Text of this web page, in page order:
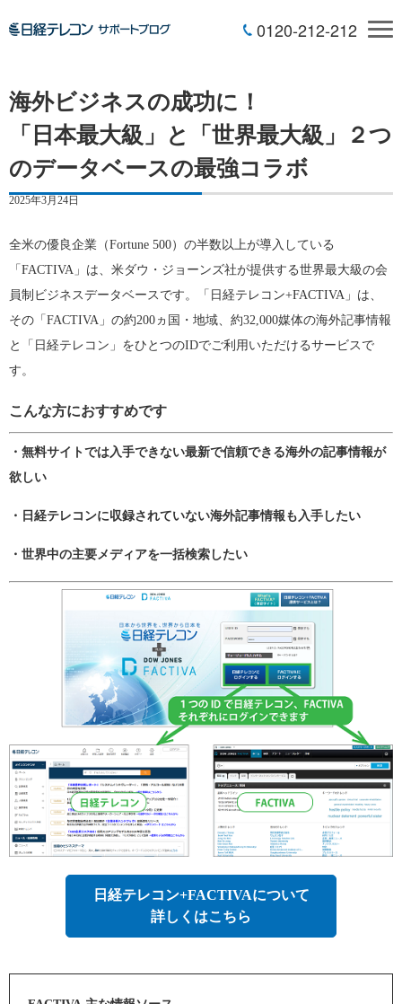
0120-212-212
海外ビジネスの成功に！
「日本最大級」と「世界最大級」２つ
のデータベースの最強コラボ
2025年3月24日
全米の優良企業（Fortune 500）の半数以上が導入している
「FACTIVA」は、米ダウ・ジョーンズ社が提供する世界最大級の会
員制ビジネスデータベースです。「日経テレコン+FACTIVA」は、
その「FACTIVA」の約200ヵ国・地域、約32,000媒体の海外記事情報
と「日経テレコン」をひとつのIDでご利用いただけるサービスで
す。
こんな方におすすめです
・無料サイトでは入手できない最新で信頼できる海外の記事情報が
欲しい
・日経テレコンに収録されていない海外記事情報も入手したい
・世界中の主要メディアを一括検索したい
日経テレコン+FACTIVAについて
詳しくはこちら